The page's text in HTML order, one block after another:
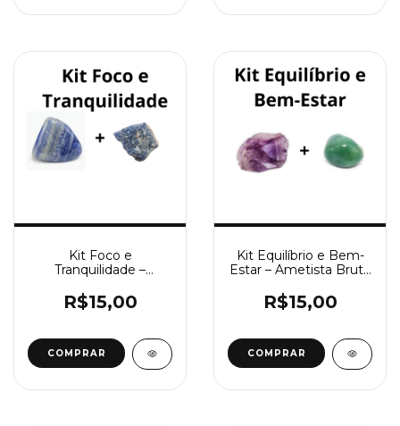
Kit Foco e
Tranquilidade –
Quartzo Azul Bruto
R$15,00
Kit Equilíbrio e Bem-
Estar – Ametista Bruta
Rolado
R$15,00